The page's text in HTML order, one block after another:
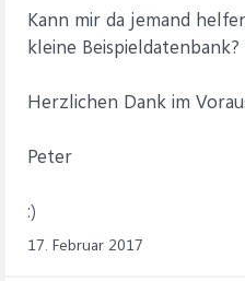
Kann mir da jemand
kleine Beispieldatenbank?
Herzlichen Dank im
Peter
:)
17. Februar 2017